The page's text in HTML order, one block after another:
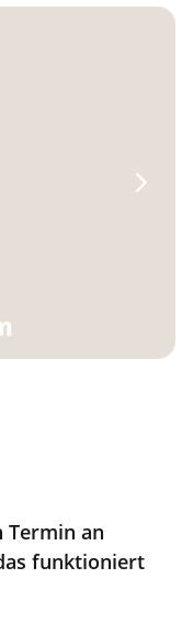
Termin an
funktioniert